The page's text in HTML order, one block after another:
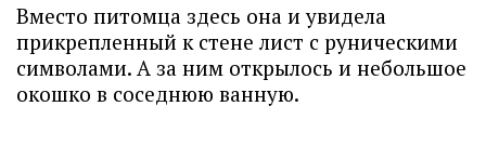
Вместо питомца здесь она и увидела
прикрепленный к стене лист с руническими
символами. А за ним открылось и небольшое
окошко в соседнюю ванную.